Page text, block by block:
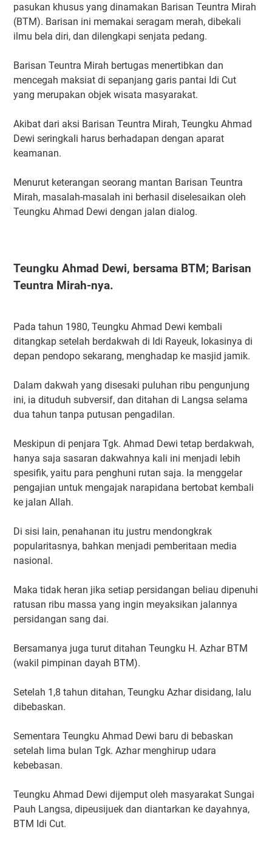
pasukan khusus yang dinamakan Barisan Teuntra Mirah
(BTM). Barisan ini memakai seragam merah, dibekali
ilmu bela diri, dan dilengkapi senjata pedang.
Barisan Teuntra Mirah bertugas menertibkan dan
mencegah maksiat di sepanjang garis pantai Idi Cut
yang merupakan objek wisata masyarakat.
Akibat dari aksi Barisan Teuntra Mirah, Teungku Ahmad
Dewi seringkali harus berhadapan dengan aparat
keamanan.
Menurut keterangan seorang mantan Barisan Teuntra
Mirah, masalah-masalah ini berhasil diselesaikan oleh
Teungku Ahmad Dewi dengan jalan dialog.
Teungku Ahmad Dewi, bersama BTM; Barisan
Teuntra Mirah-nya.
Pada tahun 1980, Teungku Ahmad Dewi kembali
ditangkap setelah berdakwah di Idi Rayeuk, lokasinya di
depan pendopo sekarang, menghadap ke masjid jamik.
Dalam dakwah yang disesaki puluhan ribu pengunjung
ini, ia dituduh subversif, dan ditahan di Langsa selama
dua tahun tanpa putusan pengadilan.
Meskipun di penjara Tgk. Ahmad Dewi tetap berdakwah,
hanya saja sasaran dakwahnya kali ini menjadi lebih
spesifik, yaitu para penghuni rutan saja. Ia menggelar
pengajian untuk mengajak narapidana bertobat kembali
ke jalan Allah.
Di sisi lain, penahanan itu justru mendongkrak
popularitasnya, bahkan menjadi pemberitaan media
nasional.
Maka tidak heran jika setiap persidangan beliau dipenuhi
ratusan ribu massa yang ingin meyaksikan jalannya
persidangan sang dai.
Bersamanya juga turut ditahan Teungku H. Azhar BTM
(wakil pimpinan dayah BTM).
Setelah 1,8 tahun ditahan, Teungku Azhar disidang, lalu
dibebaskan.
Sementara Teungku Ahmad Dewi baru di bebaskan
setelah lima bulan Tgk. Azhar menghirup udara
kebebasan.
Teungku Ahmad Dewi dijemput oleh masyarakat Sungai
Pauh Langsa, dipeusijuek dan diantarkan ke dayahnya,
BTM Idi Cut.